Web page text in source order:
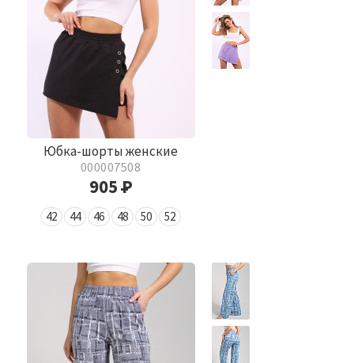
Юбка-шорты женские
000007508
905Р
42 44 46 48 50 52